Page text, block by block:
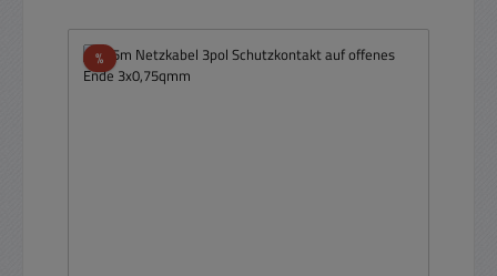
%Rabatt